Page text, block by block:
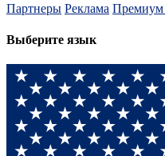
Партнеры Реклама Премиум
Выберите язык